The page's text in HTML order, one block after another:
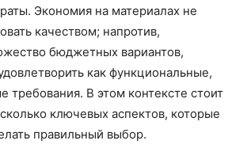
Экономия на материалах не
качеством; напротив,
бюджетных вариантов,
как функциональные,
требования. В этом контексте стоит
ключевых аспектов, которые
правильный выбор.